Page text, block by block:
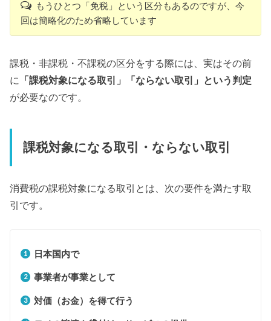
もうひとつ「免税」という区分もあるのですが、今
回は簡略化のため省略しています
課税・非課税・不課税の区分をする際には、実はその前
に
「課税対象になる取引」「ならない取引」という判定
が必要なのです。
課税対象になる取引・ならない取引
消費税の課税対象になる取引とは、次の要件を満たす取
引です。
日本国内で
事業者が事業として
対価（お金）を得て行う